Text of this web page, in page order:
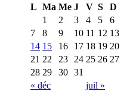
L Ma Me J V S D
« déc juil »
1 2 3 4 5
6
7
8 9 10 11 12 13
14 15 16 17 18 19 20
21 22 23 24 25 26 27
28 29 30 31